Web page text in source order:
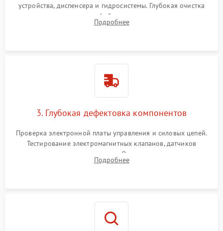
устройства, диспенсера и гидросистемы. Глубокая очистка
внутренних узлов от кофейных масел, жмыха и накипи.
Промывка дренажных каналов и фильтров с использованием
Подробнее
3. Глубокая дефектовка компонентов
Проверка электронной платы управления и силовых цепей.
Тестирование электромагнитных клапанов, датчиков
температуры и расходомера. Оценка степени износа
жерновов кофемолки, уплотнительных колец гидросистемы
Подробнее